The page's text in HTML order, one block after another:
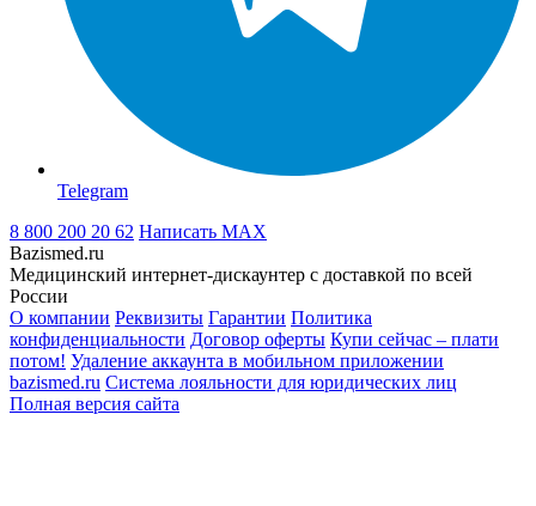
Telegram
8 800 200 20 62 Написать MAX
Bazismed.ru
Медицинский интернет-дискаунтер с доставкой по всей
России
О компании Реквизиты Гарантии Политика
конфиденциальности Договор оферты Купи сейчас – плати
потом! Удаление аккаунта в мобильном приложении
bazismed.ru Система лояльности для юридических лиц
Полная версия сайта